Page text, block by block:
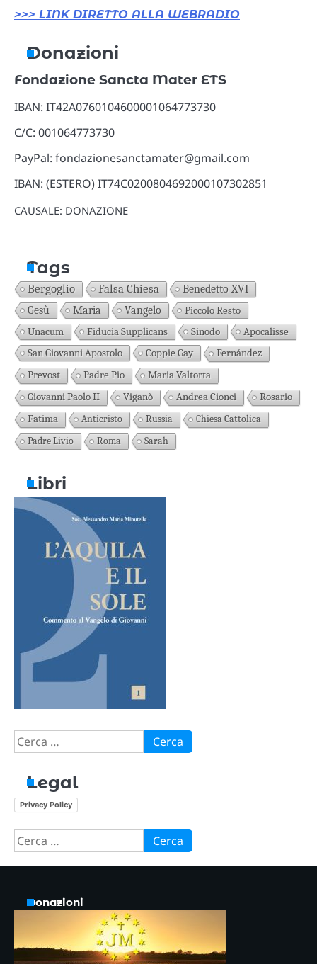
>>> LINK DIRETTO ALLA WEBRADIO
Donazioni
Fondazione Sancta Mater ETS
IBAN: IT42A0760104600001064773730
C/C: 001064773730
PayPal: fondazionesanctamater@gmail.com
IBAN: (ESTERO) IT74C0200804692000107302851
CAUSALE: DONAZIONE
Tags
Bergoglio Falsa Chiesa Benedetto XVI
Gesù Maria Vangelo
Piccolo Resto
Unacum
Fiducia Supplicans Sinodo
Apocalisse
San Giovanni Apostolo
Coppie Gay
Fernández
Prevost
Padre Pio
Maria Valtorta
Giovanni Paolo II
Viganò Andrea Cionci
Rosario
Fatima
Anticristo Russia
Chiesa Cattolica
Padre Livio
Roma Sarah
Libri
Ricerca
per:
Legal
Privacy Policy
Ricerca
per:
Donazioni